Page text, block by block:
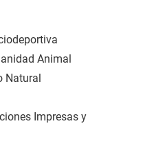
Animal
Natural
Impresas y